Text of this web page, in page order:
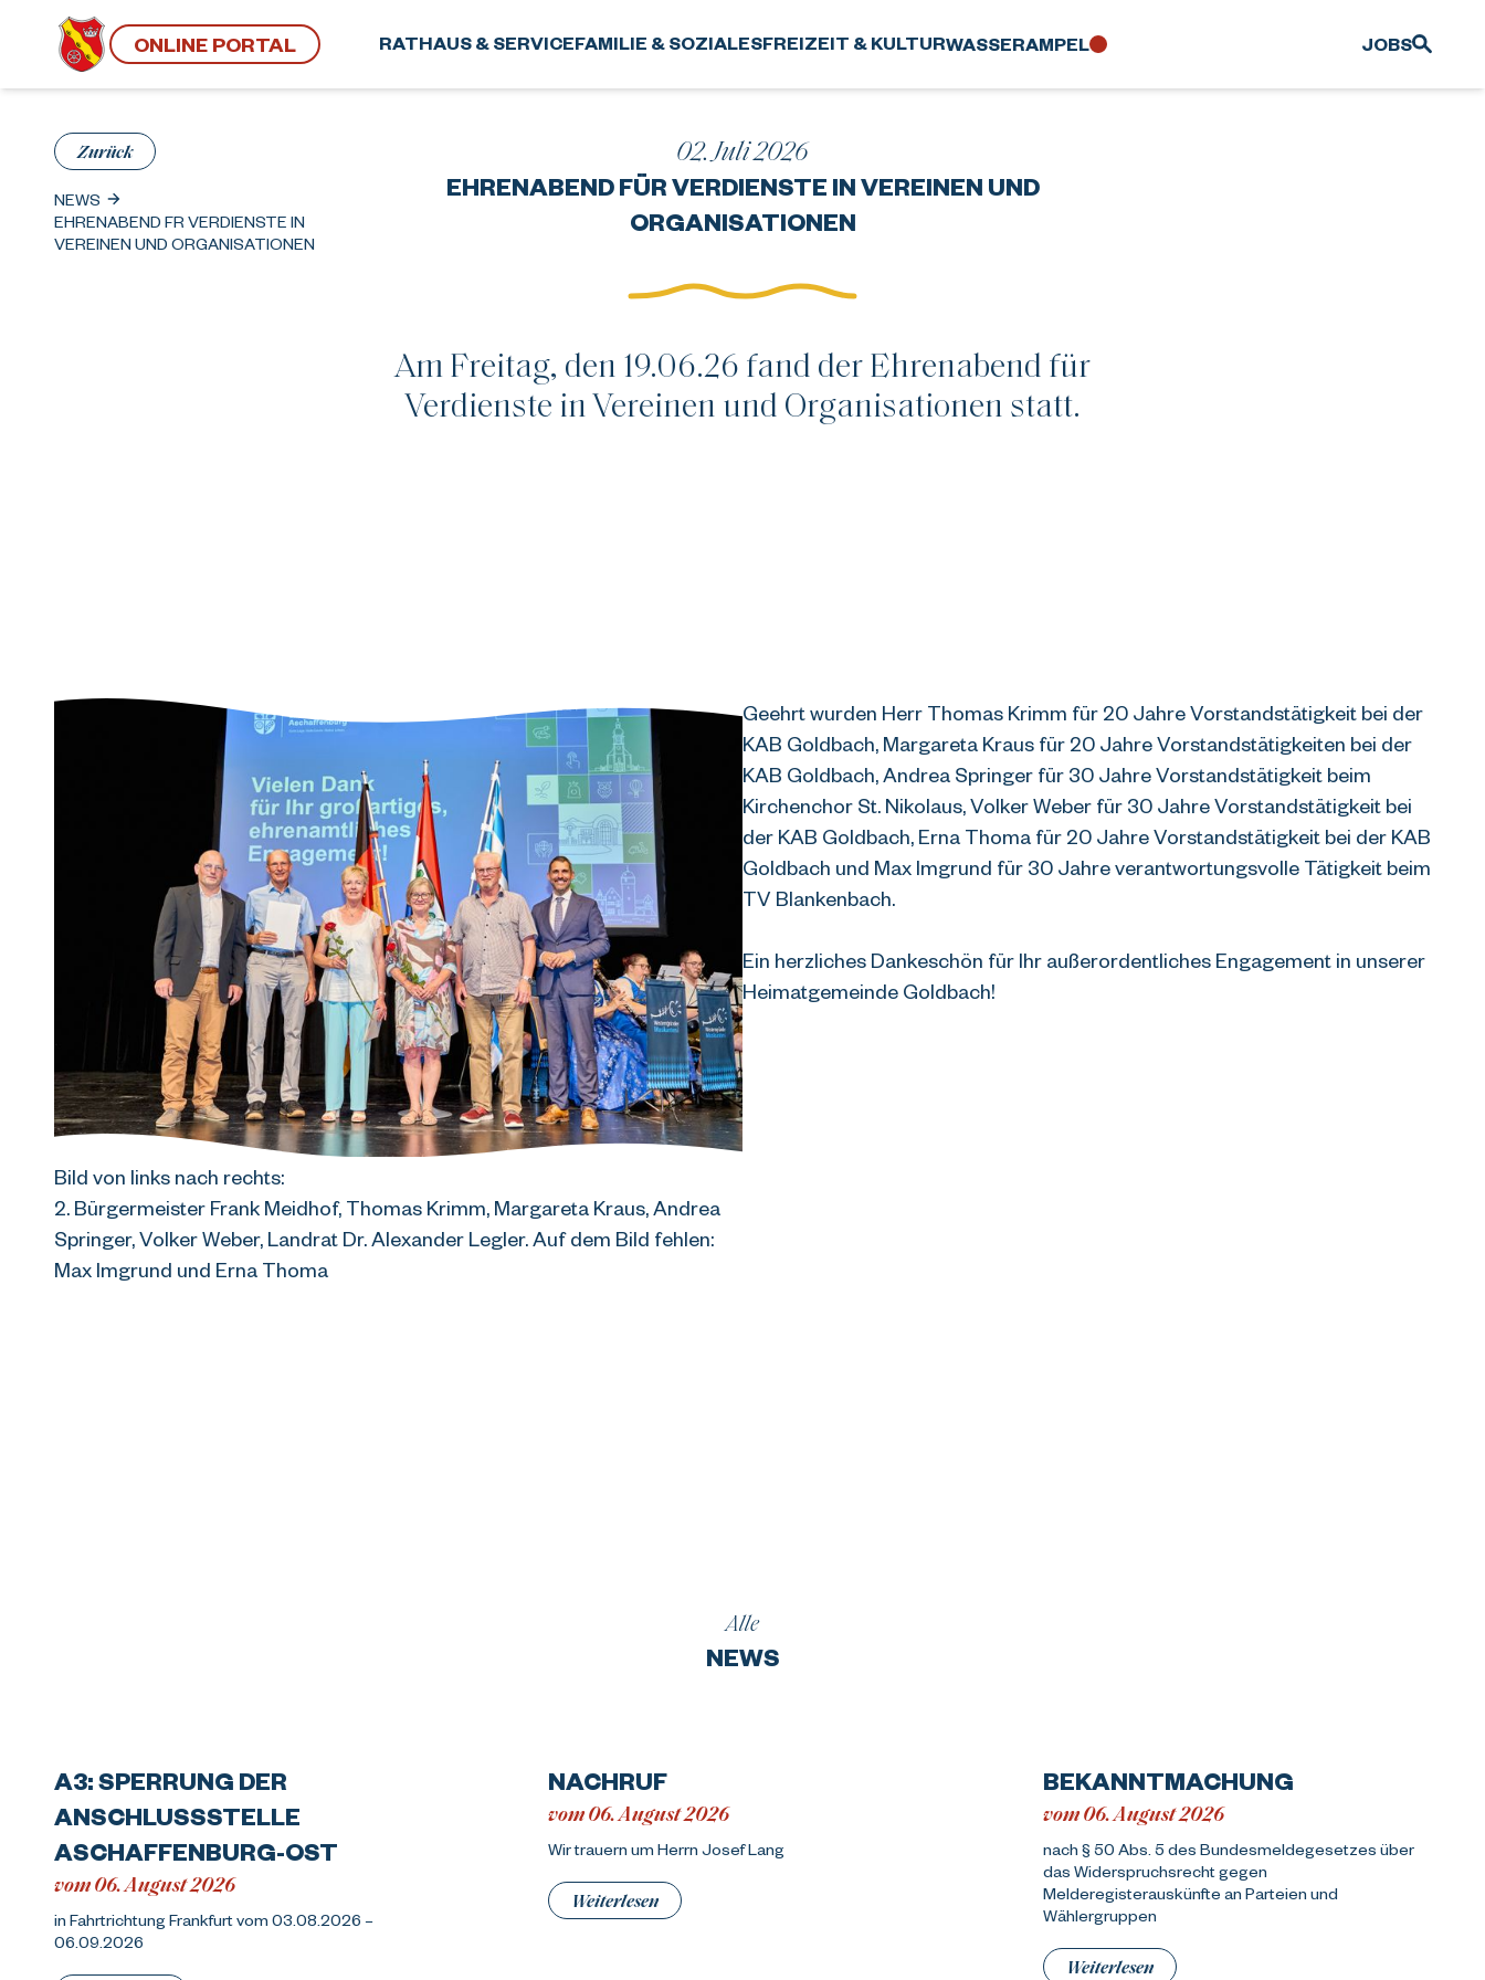
ONLINE PORTAL RATHAUS & SERVICEFAMILIE & SOZIALESFREIZEIT & KULTURWASSER­AMPEL JOBS
Zurück
NEWS
EHRENABEND FR VERDIENSTE IN
VEREINEN UND ORGANISATIONEN
02. Juli 2026
EHRENABEND FÜR VERDIENSTE IN VEREINEN UND
ORGANISATIONEN
Am Freitag, den 19.06.26 fand der Ehrenabend für
Verdienste in Vereinen und Organisationen statt.
Bild von links nach rechts:
2. Bürgermeister Frank Meidhof, Thomas Krimm, Margareta Kraus, Andrea
Springer, Volker Weber, Landrat Dr. Alexander Legler. Auf dem Bild fehlen:
Max Imgrund und Erna Thoma
Geehrt wurden Herr Thomas Krimm für 20 Jahre Vorstandstätigkeit bei der
KAB Goldbach, Margareta Kraus für 20 Jahre Vorstandstätigkeiten bei der
KAB Goldbach, Andrea Springer für 30 Jahre Vorstandstätigkeit beim
Kirchenchor St. Nikolaus, Volker Weber für 30 Jahre Vorstandstätigkeit bei
der KAB Goldbach, Erna Thoma für 20 Jahre Vorstandstätigkeit bei der KAB
Goldbach und Max Imgrund für 30 Jahre verantwortungsvolle Tätigkeit beim
TV Blankenbach.
Ein herzliches Dankeschön für Ihr außerordentliches Engagement in unserer
Heimatgemeinde Goldbach!
Alle
NEWS
A3: SPERRUNG DER
ANSCHLUSSSTELLE
ASCHAFFENBURG-OST
vom 06. August 2026
in Fahrtrichtung Frankfurt vom 03.08.2026 –
06.09.2026
NACHRUF
vom 06. August 2026
Wir trauern um Herrn Josef Lang
Weiterlesen
BEKANNTMACHUNG
vom 06. August 2026
nach § 50 Abs. 5 des Bundesmeldegesetzes über
das Widerspruchsrecht gegen
Melderegisterauskünfte an Parteien und
Wählergruppen
Weiterlesen